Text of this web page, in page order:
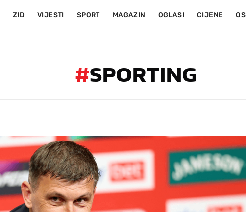
ZID VIJESTI SPORT MAGAZIN OGLASI CIJENE
#SPORTING